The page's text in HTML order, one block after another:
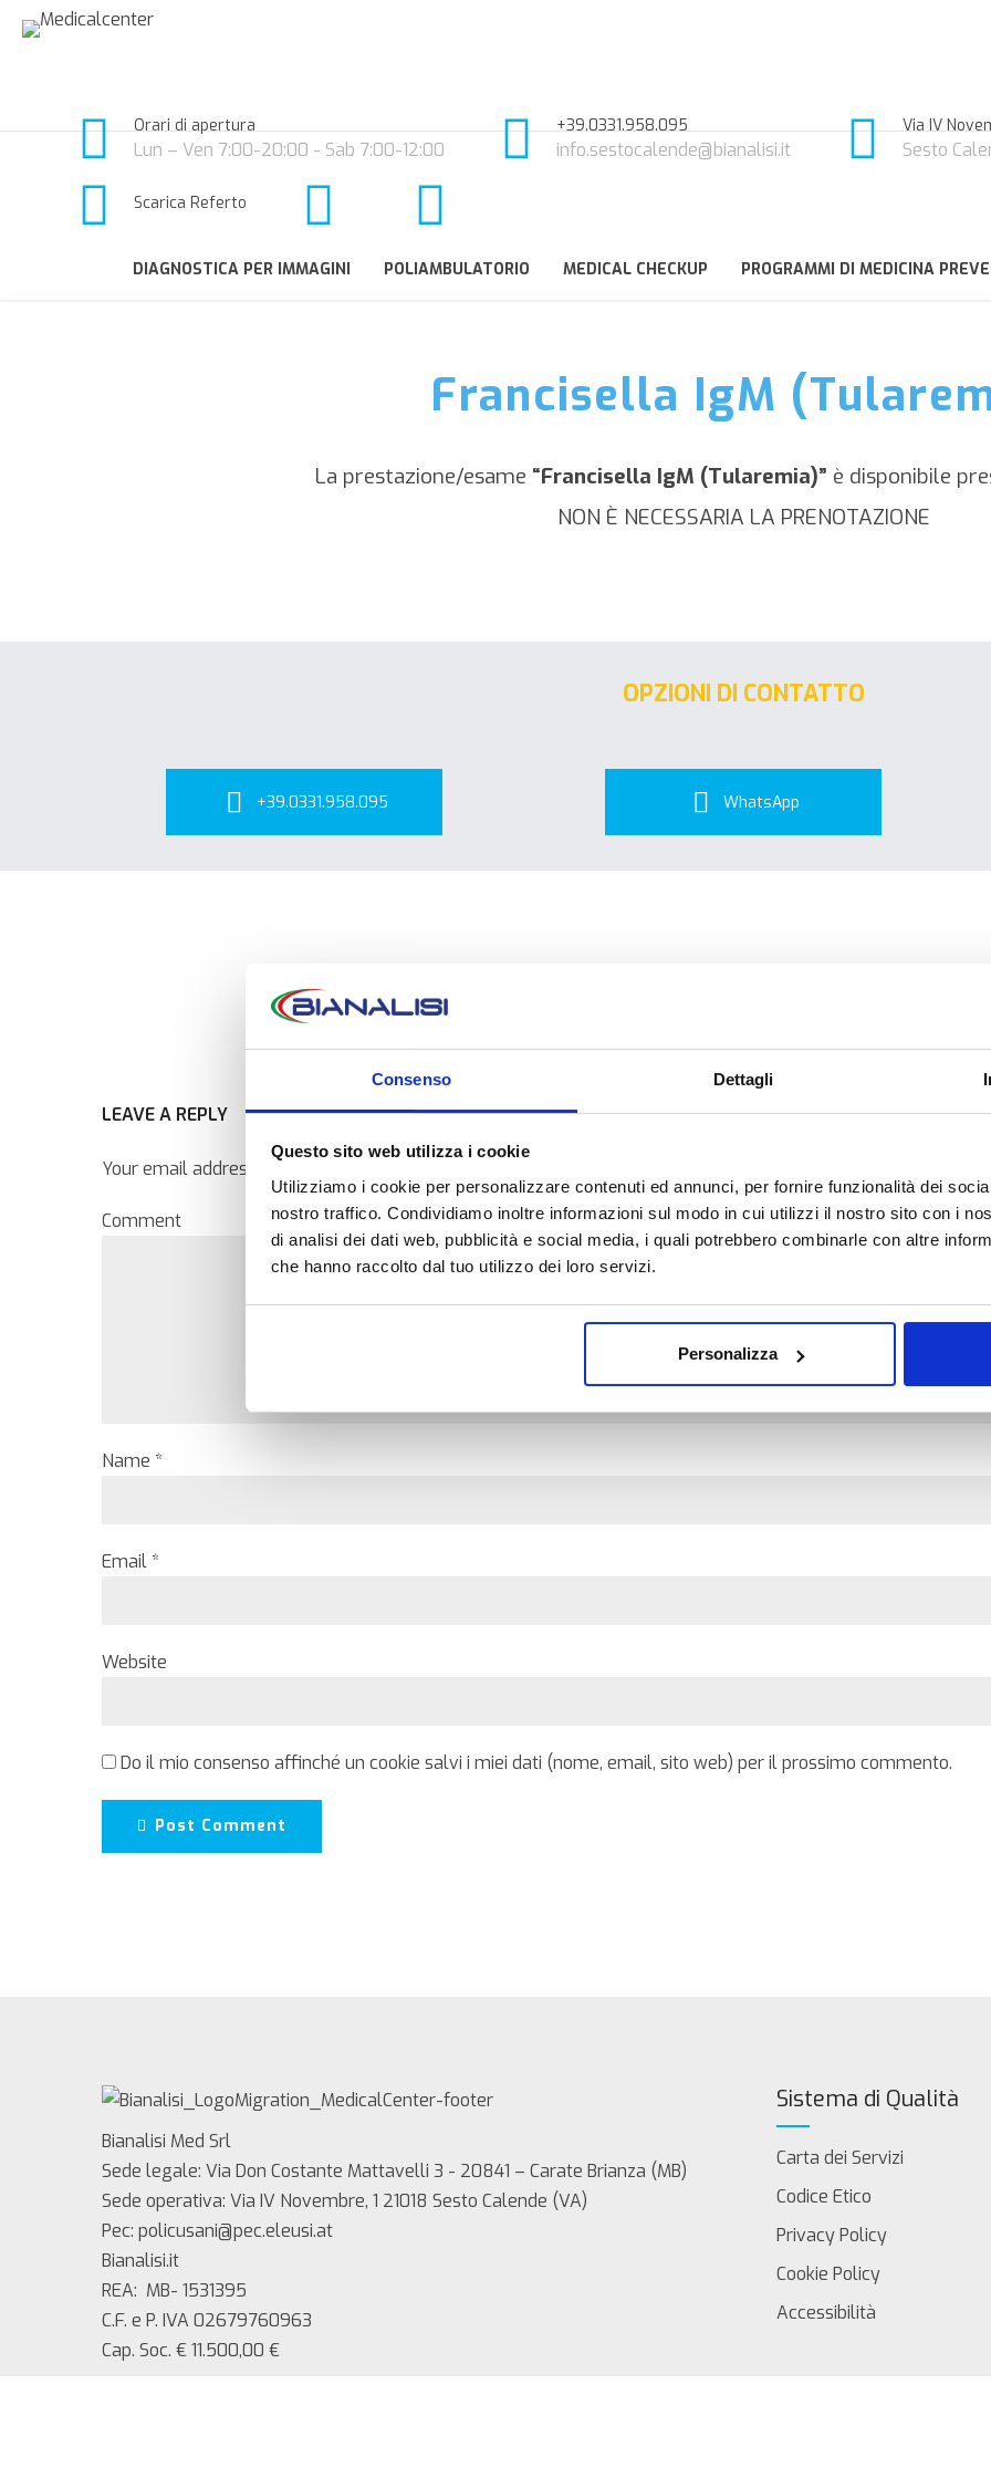
Consenso Dettagli
Questo sito web utilizza i cookie
Utilizziamo i cookie per personalizzare contenuti ed annunci, per fornire funzionalità dei
nostro traffico. Condividiamo inoltre informazioni sul modo in cui utilizzi il nostro sito con i
di analisi dei dati web, pubblicità e social media, i quali potrebbero combinarle con altre
che hanno raccolto dal tuo utilizzo dei loro servizi.
Personalizza
Orari di apertura
Lun – Ven 7:00-20:00 - Sab 7:00-12:00
+39.0331.958.095
info.sestocalende@bianalisi.it
Via IV
Sesto
Scarica Referto
DIAGNOSTICA PER IMMAGINI POLIAMBULATORIO MEDICAL CHECKUP PROGRAMMI DI MEDICINA
Francisella IgM
La prestazione/esame “Francisella IgM (Tularemia)” è disponibile
NON È NECESSARIA LA PRENOTAZIONE
OPZIONI DI CONTATTO
+39.0331.958.095 WhatsApp
LEAVE A REPLY
Your email address will not be published. Required fields are marked *
Comment
Name *
Email *
Website
Do il mio consenso affinché un cookie salvi i miei dati (nome, email, sito web) per il prossimo commento.
Post Comment
Bianalisi Med Srl
Sede legale: Via Don Costante Mattavelli 3 - 20841 – Carate Brianza (MB)
Sede operativa: Via IV Novembre, 1 21018 Sesto Calende (VA)
Pec: policusani@pec.eleusi.at
Bianalisi.it
REA: MB- 1531395
C.F. e P. IVA 02679760963
Cap. Soc. € 11.500,00 €
Sistema di Qualità
Carta dei Servizi
Codice Etico
Privacy Policy
Cookie Policy
Accessibilità